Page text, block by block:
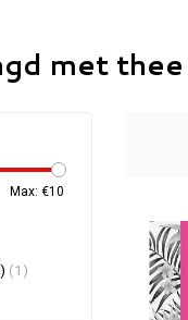
met thee
Max: €10
(1)